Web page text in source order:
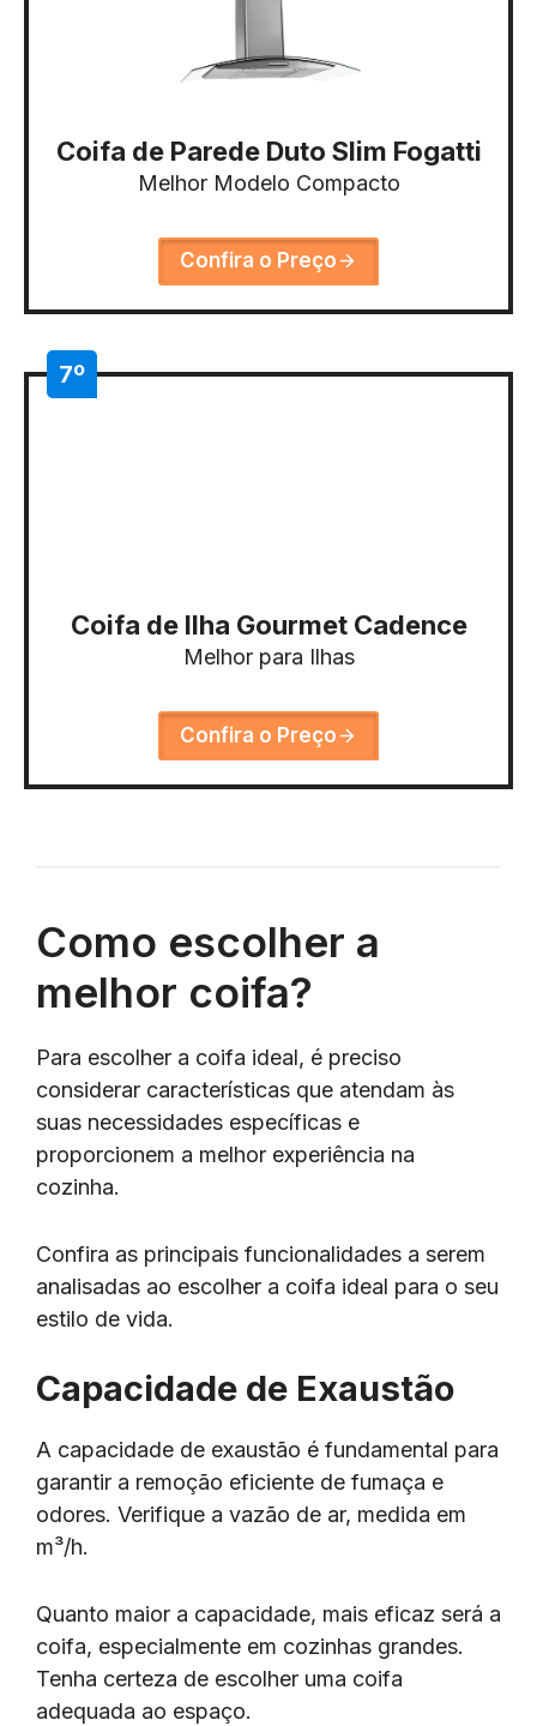
Coifa de Parede Duto Slim Fogatti
Melhor Modelo Compacto
Confira o Preço
7º
Coifa de Ilha Gourmet Cadence
Melhor para Ilhas
Confira o Preço
Como escolher a
melhor coifa?
Para escolher a coifa ideal, é preciso
considerar características que atendam às
suas necessidades específicas e
proporcionem a melhor experiência na
cozinha.
Confira as principais funcionalidades a serem
analisadas ao escolher a coifa ideal para o seu
estilo de vida.
Capacidade de Exaustão
A capacidade de exaustão é fundamental para
garantir a remoção eficiente de fumaça e
odores. Verifique a vazão de ar, medida em
m³/h.
Quanto maior a capacidade, mais eficaz será a
coifa, especialmente em cozinhas grandes.
Tenha certeza de escolher uma coifa
adequada ao espaço.